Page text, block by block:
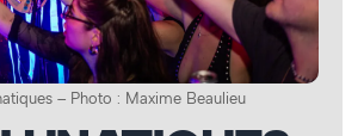
– Photo : Maxime Beaulieu